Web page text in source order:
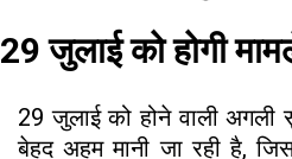
29 जुलाई को होगी
29 जुलाई को होने वाली
बेहद अहम मानी जा रही है,